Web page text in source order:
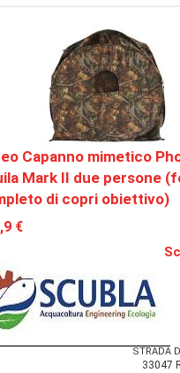
Capanno mimetico
Mark II due persone
di copri obiettivo)
€
STRADA
33047